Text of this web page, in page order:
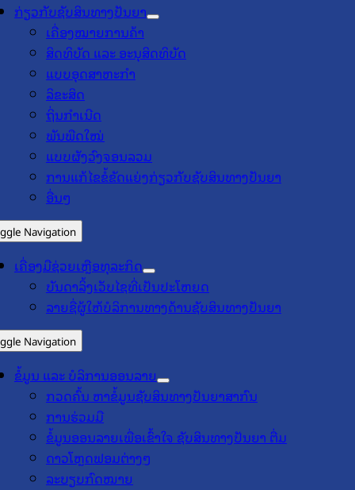
ກ່ຽວກັບຊັບສິນທາງປັນຍາ
ເຄື່ອງໝາຍການຄ້າ
ສິດທິບັດ ແລະ ອະນຸສິດທິບັດ
ແບບອຸດສາຫະກຳ
ລິຂະສິດ
ຖິ່ນກຳເນີດ
ພັນພືດໃໝ່
ແບບຜັງວົງຈອນລວມ
ການແກ້ໄຂຂໍ້ຂັດແຍ່ງກ່ຽວກັບຊັບສິນທາງປັນຍາ
ອື່ນໆ
Navigation
ເຄື່ອງມືຊ່ວຍເຫຼືອທຸລະກິດ
ບັນດາລິ້ງເວັບໄຊທີ່ເປັນປະໂຫຍດ
ລາຍຊື່ຜູ້ໃຫ້ບໍລິການທາງດ້ານຊັບສິນທາງປັນຍາ
Navigation
ຂໍ້ມູນ ແລະ ບໍລິການອອນລາຍ
ກວດຄົ້ນ ຫາຂໍ້ມູນຊັບສິນທາງປັນຍາສາກົນ
ການຮ່ວມມື
ຂໍ້ມູນອອນລາຍເພື່ອເຂົ້າໃຈ ຊັບສິນທາງປັນຍາ ຕື່ມ
ດາວໂຫຼດຟອມຕ່າງໆ
ລະບຽບກົດໝາຍ